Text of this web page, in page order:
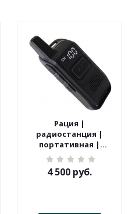
Рация |
радиостанция |
портативная |
Терек | СПОРТ
4 500 руб.